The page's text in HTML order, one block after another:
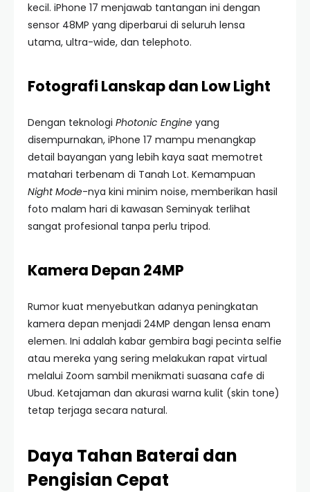
kecil. iPhone 17 menjawab tantangan ini dengan
sensor 48MP yang diperbarui di seluruh lensa
utama, ultra-wide, dan telephoto.
Fotografi Lanskap dan Low Light
Dengan teknologi Photonic Engine yang
disempurnakan, iPhone 17 mampu menangkap
detail bayangan yang lebih kaya saat memotret
matahari terbenam di Tanah Lot. Kemampuan
Night Mode-nya kini minim noise, memberikan hasil
foto malam hari di kawasan Seminyak terlihat
sangat profesional tanpa perlu tripod.
Kamera Depan 24MP
Rumor kuat menyebutkan adanya peningkatan
kamera depan menjadi 24MP dengan lensa enam
elemen. Ini adalah kabar gembira bagi pecinta selfie
atau mereka yang sering melakukan rapat virtual
melalui Zoom sambil menikmati suasana cafe di
Ubud. Ketajaman dan akurasi warna kulit (skin tone)
tetap terjaga secara natural.
Daya Tahan Baterai dan
Pengisian Cepat